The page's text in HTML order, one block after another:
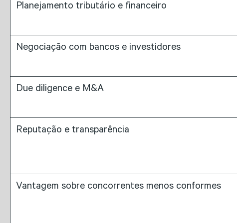
Planejamento tributário e financeiro
Negociação com bancos e investidores
Due diligence e M&A
Reputação e transparência
Vantagem sobre concorrentes menos conformes